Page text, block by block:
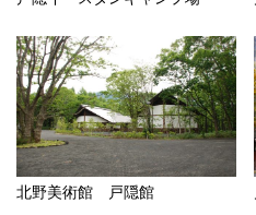
北野美術館 戸隠館